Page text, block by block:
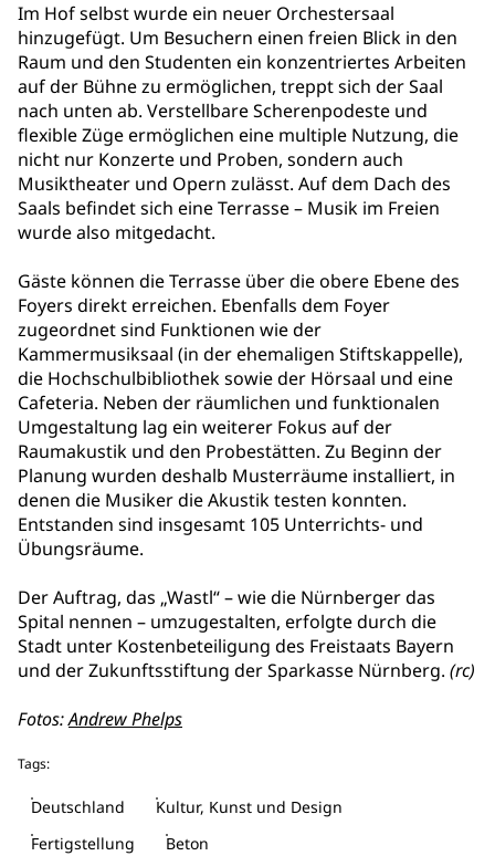
Im Hof selbst wurde ein neuer Orchestersaal
hinzugefügt. Um Besuchern einen freien Blick in den
Raum und den Studenten ein konzentriertes Arbeiten
auf der Bühne zu ermöglichen, treppt sich der Saal
nach unten ab. Verstellbare Scherenpodeste und
flexible Züge ermöglichen eine multiple Nutzung, die
nicht nur Konzerte und Proben, sondern auch
Musiktheater und Opern zulässt. Auf dem Dach des
Saals befindet sich eine Terrasse – Musik im Freien
wurde also mitgedacht.
Gäste können die Terrasse über die obere Ebene des
Foyers direkt erreichen. Ebenfalls dem Foyer
zugeordnet sind Funktionen wie der
Kammermusiksaal (in der ehemaligen Stiftskappelle),
die Hochschulbibliothek sowie der Hörsaal und eine
Cafeteria. Neben der räumlichen und funktionalen
Umgestaltung lag ein weiterer Fokus auf der
Raumakustik und den Probestätten. Zu Beginn der
Planung wurden deshalb Musterräume installiert, in
denen die Musiker die Akustik testen konnten.
Entstanden sind insgesamt 105 Unterrichts- und
Übungsräume.
Der Auftrag, das „Wastl“ – wie die Nürnberger das
Spital nennen – umzugestalten, erfolgte durch die
Stadt unter Kostenbeteiligung des Freistaats Bayern
und der Zukunftsstiftung der Sparkasse Nürnberg. (rc)
Fotos:Andrew Phelps
Tags:
Deutschland
Kultur, Kunst und Design
Fertigstellung
Beton